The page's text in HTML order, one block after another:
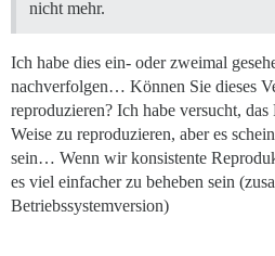
nicht mehr.
Ich habe dies ein- oder zweimal
nachverfolgen… Können Sie dieses
reproduzieren? Ich habe versucht,
Weise zu reproduzieren, aber es
sein… Wenn wir konsistente
es viel einfacher zu beheben sein
Betriebssystemversion)